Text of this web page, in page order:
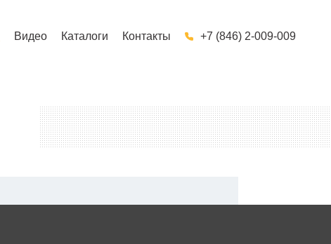
Видео Каталоги Контакты +7 (846) 2-009-009